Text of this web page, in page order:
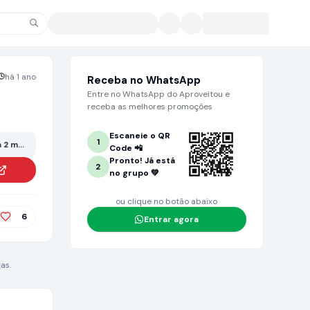
há 1 ano
meses ou mais. Grande chance de não estar mais no valor anunciado!
6
Receba no WhatsApp
Entre no WhatsApp do Aproveitou e
receba as melhores promoções
1
Escaneie o QR
Code 📲
2
Pronto! Já está
no grupo 💚
ou clique no botão abaixo
Entrar agora